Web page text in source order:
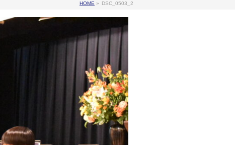
HOME » DSC_0503_2